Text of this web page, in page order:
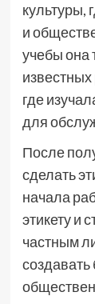
культуры,
и
учебы она
где
для
После
сделать
начала
этикету и
частным
создавать